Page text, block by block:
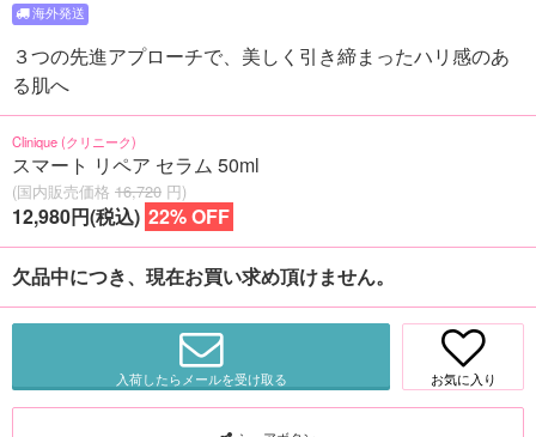
３つの先進アプローチで、美しく引き締まったハリ感のあ
る肌へ
Clinique (クリニーク)
スマート リペア セラム 50ml
(国内販売価格 16,720 円)
12,980円(税込) 22% OFF
欠品中につき、現在お買い求め頂けません。
入荷したらメールを受け取る お気に入り